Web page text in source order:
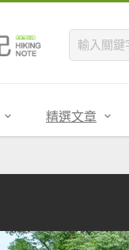
精選文章